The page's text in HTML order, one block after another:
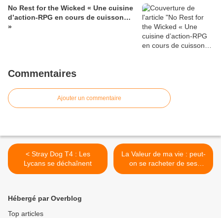
No Rest for the Wicked « Une cuisine
d’action-RPG en cours de cuisson…
»
Commentaires
Ajouter un commentaire
< Stray Dog T4 : Les
Lycans se déchaînent
La Valeur de ma vie : peut-
on se racheter de ses
erreurs ? >
Hébergé par Overblog
Top articles